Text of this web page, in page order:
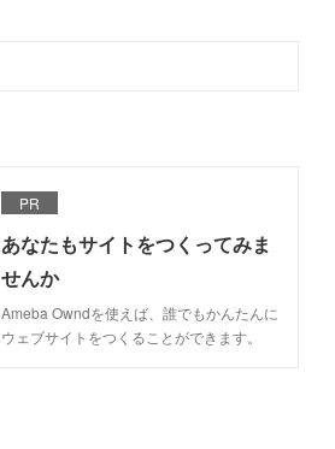
PR
あなたもサイトをつくってみま
せんか
Ameba Owndを使えば、誰でもかんたんに
ウェブサイトをつくることができます。